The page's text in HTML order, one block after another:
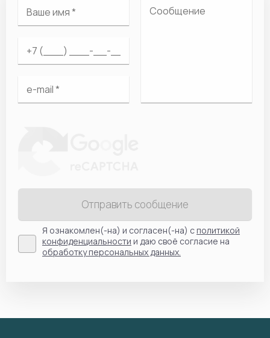
Отправить сообщение
Я ознакомлен(-на) и согласен(-на) сполитикой
конфиденциальности и даю своё согласие на
обработку персональных данных.